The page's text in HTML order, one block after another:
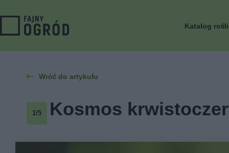
Katalog
Wróć do artykułu
1/5 Kosmos